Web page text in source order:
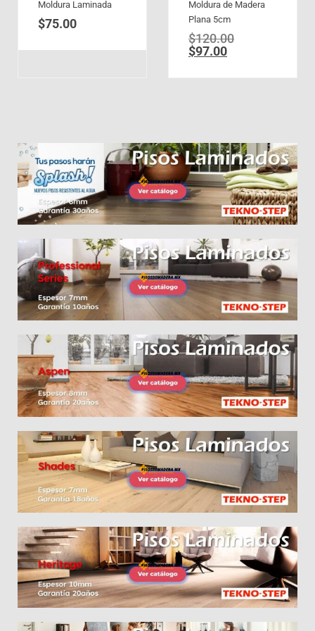
Moldura Laminada
$75.00
Moldura de Madera
Plana 5cm
$120.00
$97.00